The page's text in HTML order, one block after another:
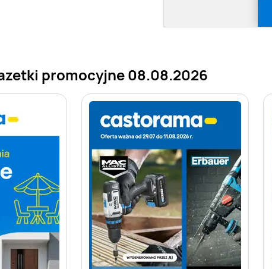
promocyjne 08.08.2026